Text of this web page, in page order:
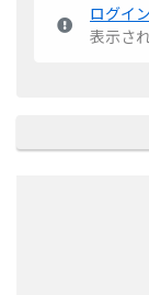
ログイン
表示さ